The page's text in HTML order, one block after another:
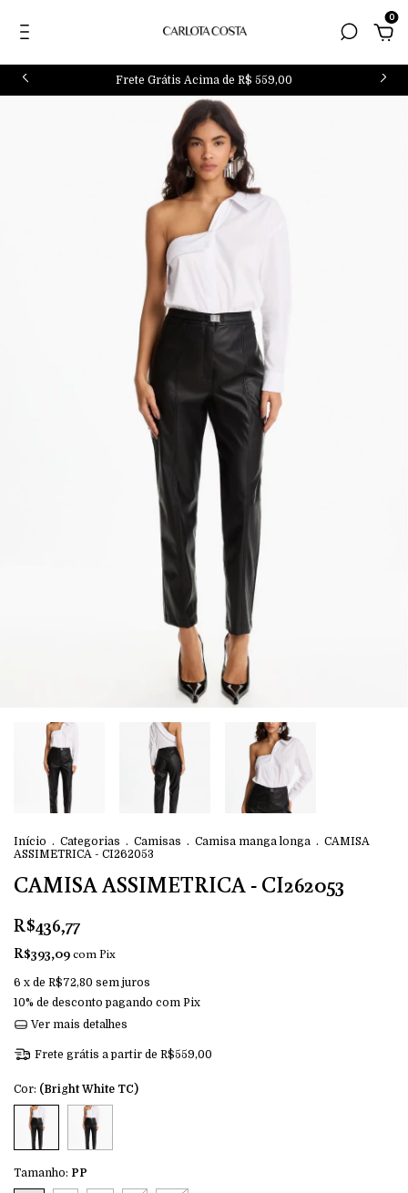
0
Frete Grátis Acima de R$ 559,00
Início . Categorias . Camisas . Camisa manga longa . CAMISA
ASSIMETRICA - CI262053
CAMISA ASSIMETRICA - CI262053
R$436,77
R$393,09comPix
6 x de R$72,80 sem juros
10% de desconto pagando com Pix
Ver mais detalhes
Frete grátis a partir de R$559,00
Cor: (Bright White TC)
Tamanho: PP